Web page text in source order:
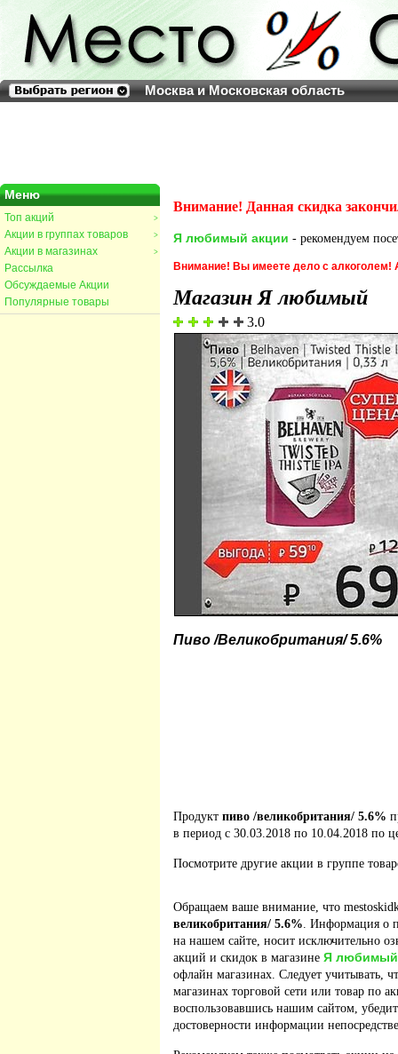
Москва и Московская область
Меню
>
Топ акций
>
Акции в группах товаров
>
Акции в магазинах
Рассылка
Обсуждаемые Акции
Популярные товары
Внимание! Данная скидка
Я любимый акции - рекомендуем
Внимание! Вы имеете дело с алкоголем!
Магазин Я любимый
3.0
Пиво /Великобритания/ 5.6%
Продукт пиво /великобритания/ 5.6%
в период с 30.03.2018 по 10.04.2018 по
Посмотрите другие акции в группе
Обращаем ваше внимание, что
великобритания/ 5.6%. Информация о
на нашем сайте, носит исключительно
акций и скидок в магазине Я любимый
офлайн магазинах. Следует учитывать,
магазинах торговой сети или товар по
воспользовавшись нашим сайтом,
достоверности информации